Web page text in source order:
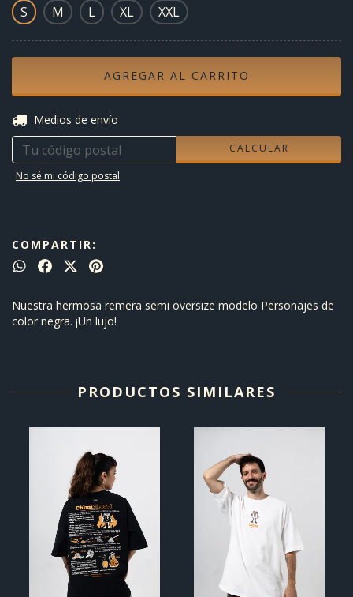
S M L XL XXL
Entregas para el CP:
Medios de envío
CALCULAR
No sé mi código postal
COMPARTIR:
Nuestra hermosa remera semi oversize modelo Personajes de
color negra. ¡Un lujo!
PRODUCTOS SIMILARES